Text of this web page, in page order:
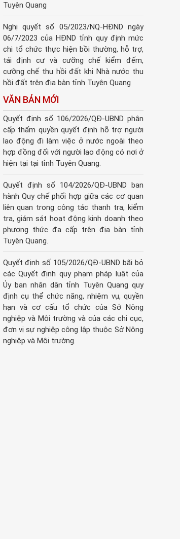
Tuyên Quang
Nghị quyết số 05/2023/NQ-HĐND ngày
06/7/2023 của HĐND tỉnh quy định mức
chi tổ chức thực hiện bồi thường, hỗ trợ,
tái định cư và cưỡng chế kiểm đếm,
cưỡng chế thu hồi đất khi Nhà nước thu
hồi đất trên địa bàn tỉnh Tuyên Quang
VĂN BẢN MỚI
Quyết định số 106/2026/QĐ-UBND phân
cấp thẩm quyền quyết định hỗ trợ người
lao động đi làm việc ở nước ngoài theo
hợp đồng đối với người lao động có nơi ở
hiện tại tại tỉnh Tuyên Quang.
Quyết định số 104/2026/QĐ-UBND ban
hành Quy chế phối hợp giữa các cơ quan
liên quan trong công tác thanh tra, kiểm
tra, giám sát hoạt động kinh doanh theo
phương thức đa cấp trên địa bàn tỉnh
Tuyên Quang.
Quyết định số 105/2026/QĐ-UBND bãi bỏ
các Quyết định quy phạm pháp luật của
Ủy ban nhân dân tỉnh Tuyên Quang quy
định cụ thể chức năng, nhiệm vụ, quyền
hạn và cơ cấu tổ chức của Sở Nông
nghiệp và Môi trường và của các chi cục,
đơn vị sự nghiệp công lập thuộc Sở Nông
nghiệp và Môi trường.